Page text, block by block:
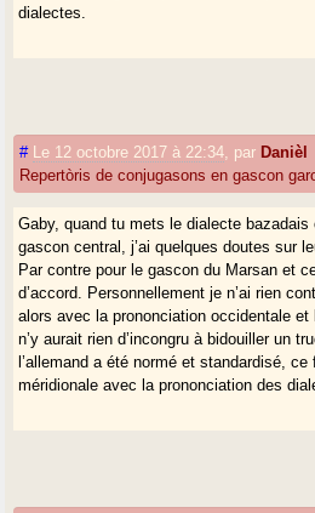
dialectes.
# Le 12 octobre 2017 à 22:34 par Danièl
Repertòris de conjugasons en gascon
Gaby, quand tu mets le dialecte bazadais
gascon central, j’ai quelques doutes sur
Par contre pour le gascon du Marsan et
d’accord. Personnellement je n’ai rien
alors avec la prononciation occidentale et
n’y aurait rien d’incongru à bidouiller un
l’allemand a été normé et standardisé,
méridionale avec la prononciation des